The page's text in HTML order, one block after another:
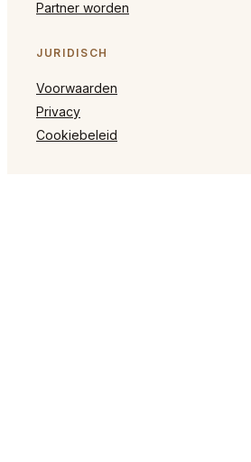
Partner worden
JURIDISCH
Voorwaarden
Privacy
Cookiebeleid